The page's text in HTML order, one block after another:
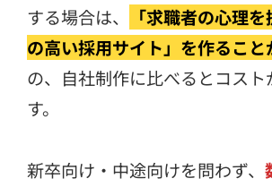
する場合は、
「求職者の心理
の高い採用サイト」を作ること
の、自社制作に比べるとコスト
す。
新卒向け・中途向けを問わず、